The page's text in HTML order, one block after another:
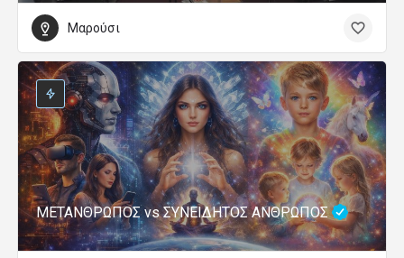
Μαρούσι
ΜΕΤΑΝΘΡΩΠΟΣ vs ΣΥΝΕΙΔΗΤΟΣ ΑΝΘΡΩΠΟΣ